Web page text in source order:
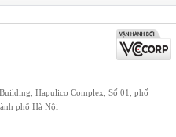
Hapulico Complex, Số 01, phố
phố Hà Nội